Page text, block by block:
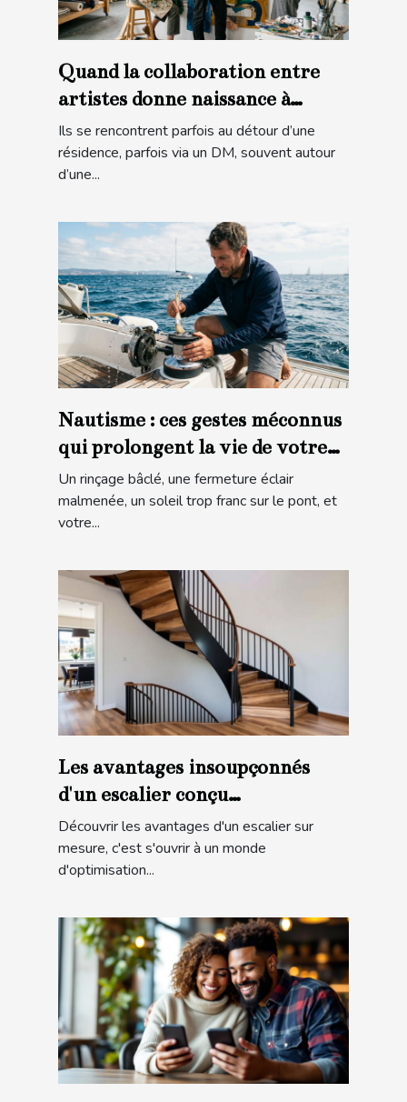
Quand la collaboration entre
artistes donne naissance à
l’inattendu
Ils se rencontrent parfois au détour d’une
résidence, parfois via un DM, souvent autour
d’une...
Nautisme : ces gestes méconnus
qui prolongent la vie de votre
matériel en mer
Un rinçage bâclé, une fermeture éclair
malmenée, un soleil trop franc sur le pont, et
votre...
Les avantages insoupçonnés
d'un escalier conçu
spécialement pour vous
Découvrir les avantages d'un escalier sur
mesure, c'est s'ouvrir à un monde
d'optimisation...